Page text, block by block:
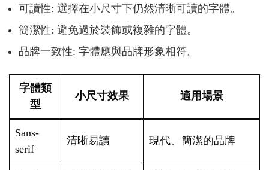
可讀性: 選擇在小尺寸下仍然清晰可讀的字體。
簡潔性: 避免過於裝飾或複雜的字體。
品牌一致性: 字體應與品牌形象相符。
字體類
型
小尺寸效果 適用場景
Sans-
serif
清晰易讀 現代、簡潔的品牌